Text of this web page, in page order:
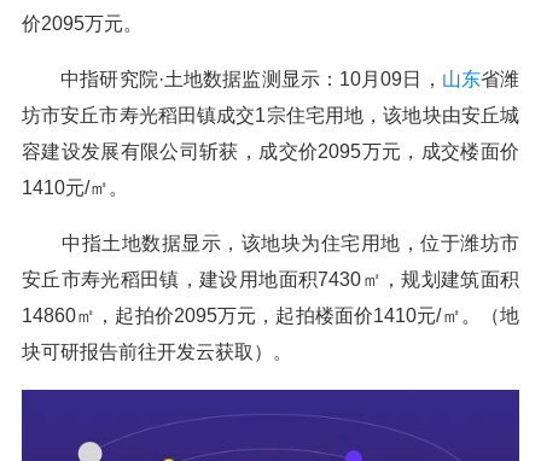
价2095万元。
中指研究院·土地数据监测显示：10月09日， 山东省潍
坊市安丘市寿光稻田镇成交1宗住宅用地，该地块由安丘城
容建设发展有限公司斩获，成交价2095万元，成交楼面价
1410元/㎡。
中指土地数据显示，该地块为住宅用地，位于潍坊市
安丘市寿光稻田镇，建设用地面积7430㎡，规划建筑面积
14860㎡，起拍价2095万元，起拍楼面价1410元/㎡。（地
块可研报告前往开发云获取）。